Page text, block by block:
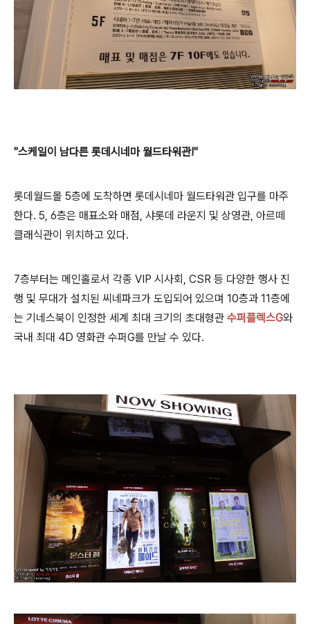
"스케일이 남다른 롯데시네마 월드타워관!"
롯데월드몰 5층에 도착하면 롯데시네마 월드타워관 입구를 마주
한다. 5, 6층은 매표소와 매점, 샤롯데 라운지 및 상영관, 아르떼
클래식관이 위치하고 있다.
7층부터는 메인홀로서 각종 VIP 시사회, CSR 등 다양한 행사 진
행 및 무대가 설치된 씨네파크가 도입되어 있으며 10층과 11층에
는 기네스북이 인정한 세계 최대 크기의 초대형관 수퍼플렉스G와
국내 최대 4D 영화관 수퍼G를 만날 수 있다.